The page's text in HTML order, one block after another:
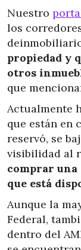
Nuestro
los
propiedad y
otros
que
Actualmente
que están en
reservó, se
visibilidad al
comprar una
que está
Aunque la
Federal,
dentro del